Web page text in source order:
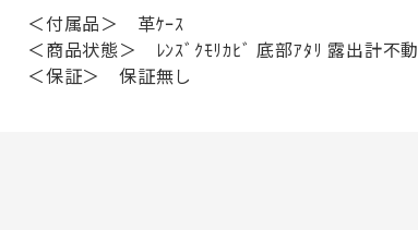
＜付属品＞ 革ｹｰｽ
＜商品状態＞ ﾚﾝｽﾞｸﾓﾘｶﾋﾞ 底部ｱﾀﾘ 露出計不動
＜保証＞ 保証無し